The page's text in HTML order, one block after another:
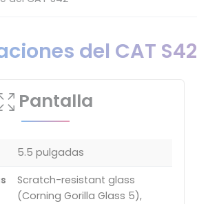
del CAT S42
Pantalla
5.5 pulgadas
Scratch-resistant glass
(Corning Gorilla Glass 5),